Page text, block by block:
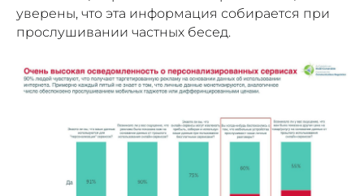
уверены, что эта информация собирается при
прослушивании частных бесед.